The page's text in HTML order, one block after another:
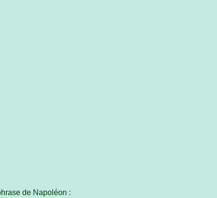
de Napoléon :